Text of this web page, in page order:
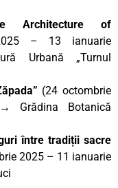
Architecture of
– 13 ianuarie
Urbană „Turnul
(24 octombrie
Grădina Botanică
între tradiții sacre
2025 – 11 ianuarie